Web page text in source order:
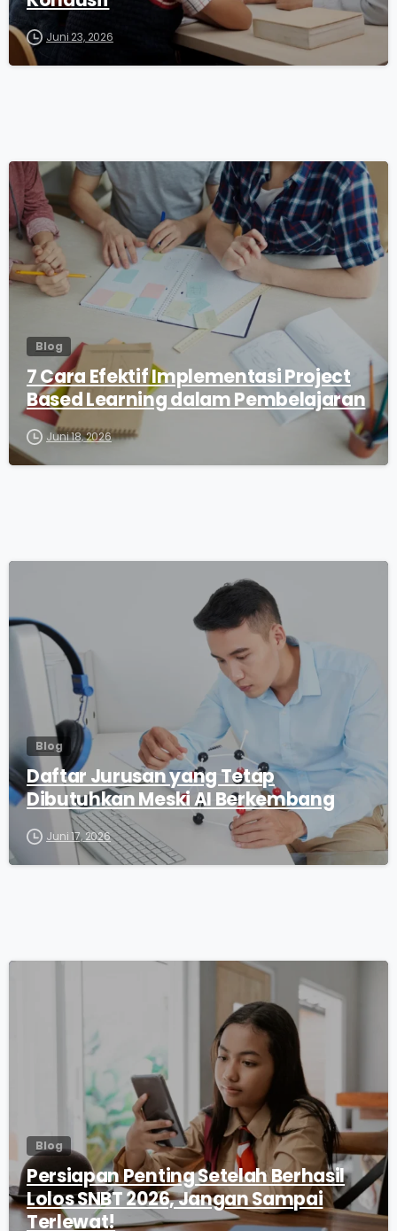
Juni 23, 2026
0
Blog
7 Cara Efektif Implementasi Project
Based Learning dalam Pembelajaran
Juni 18, 2026
Blog
Daftar Jurusan yang Tetap
Dibutuhkan Meski AI Berkembang
Juni 17, 2026
Blog
Persiapan Penting Setelah Berhasil
Lolos SNBT 2026, Jangan Sampai
Terlewat!